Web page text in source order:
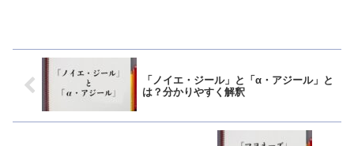
「ノイエ・ジール」と「α・アジール」と
は？分かりやすく解釈